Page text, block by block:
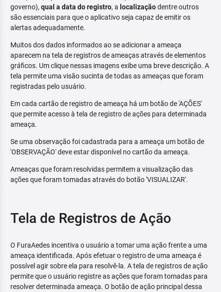
governo), qual a data do registro, a localizaçãodentre outros
são essenciais para que o aplicativo seja capaz de emitir os
alertas adequadamente.
Muitos dos dados informados ao se adicionar a ameaça
aparecem na tela de registros de ameaças através de elementos
gráficos. Um clique nessas imagens exibe uma breve descrição. A
tela permite uma visão sucinta de todas as ameaças que foram
registradas pelo usuário.
Em cada cartão de registro de ameaça há um botão de 'AÇÕES'
que permite acesso à tela de registro de ações para determinada
ameaça.
Se uma observação foi cadastrada para a ameaça um botão de
'OBSERVAÇÃO' deve estar disponível no cartão da ameaça.
Ameaças que foram resolvidas permitem a visualização das
ações que foram tomadas através do botão 'VISUALIZAR'.
Tela de Registros de Ação
O FuraAedes incentiva o usuário a tomar uma ação frente a uma
ameaça identificada. Após efetuar o registro de uma ameaça é
possível agir sobre ela para resolvê-la. A tela de registros de ação
permite que o usuário registre as ações que foram tomadas para
resolver determinada ameaça. O botão de ação principal dessa